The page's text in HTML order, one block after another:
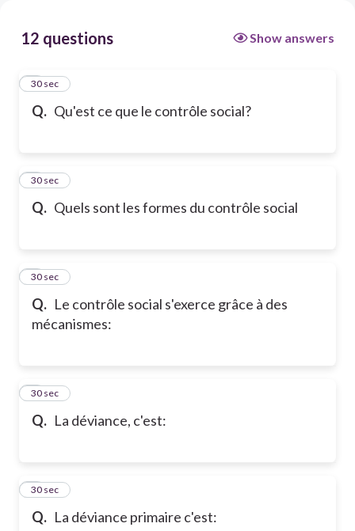
12 questions Show answers
Q. Qu'est ce que le contrôle social?
1
30 sec
Q. Quels sont les formes du contrôle social
2
30 sec
Q. Le contrôle social s'exerce grâce à des
mécanismes:
3
30 sec
Q. La déviance, c'est:
4
30 sec
Q. La déviance primaire c'est:
5
30 sec